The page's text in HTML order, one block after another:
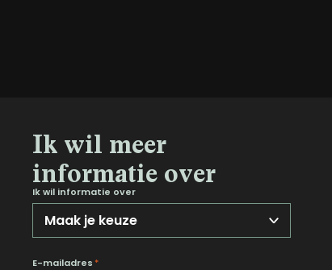
Ik wil meer
informatie over
Ik wil informatie over
E-mailadres *